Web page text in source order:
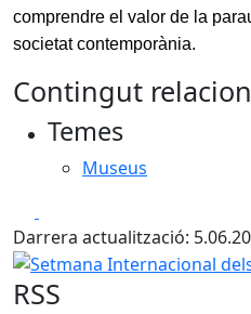
comprendre el valor de la
societat contemporània.
Contingut
Temes
Museus
Darrera actualització:
Setmana Internacional dels
RSS